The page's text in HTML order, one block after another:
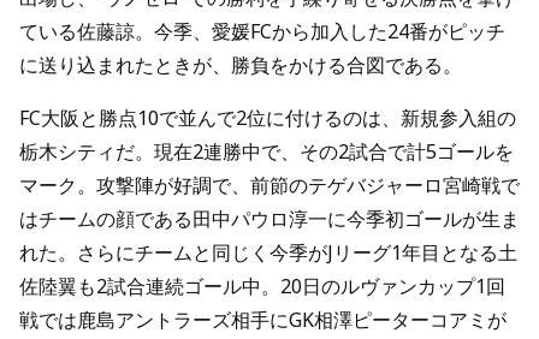
ている佐藤諒。今季、愛媛FCから加入した24番がピッチ
に送り込まれたときが、勝負をかける合図である。
FC大阪と勝点10で並んで2位に付けるのは、新規参入組の
栃木シティだ。現在2連勝中で、その2試合で計5ゴールを
マーク。攻撃陣が好調で、前節のテゲバジャーロ宮崎戦で
はチームの顔である田中パウロ淳一に今季初ゴールが生ま
れた。さらにチームと同じく今季がJリーグ1年目となる土
佐陸翼も2試合連続ゴール中。20日のルヴァンカップ1回
戦では鹿島アントラーズ相手にGK相澤ピーターコアミが